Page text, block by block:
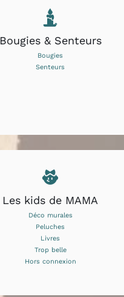
Bougies & Senteurs
Bougies
Senteurs
Les kids de MAMA
Déco murales
Peluches
Livres
Trop belle
Hors connexion